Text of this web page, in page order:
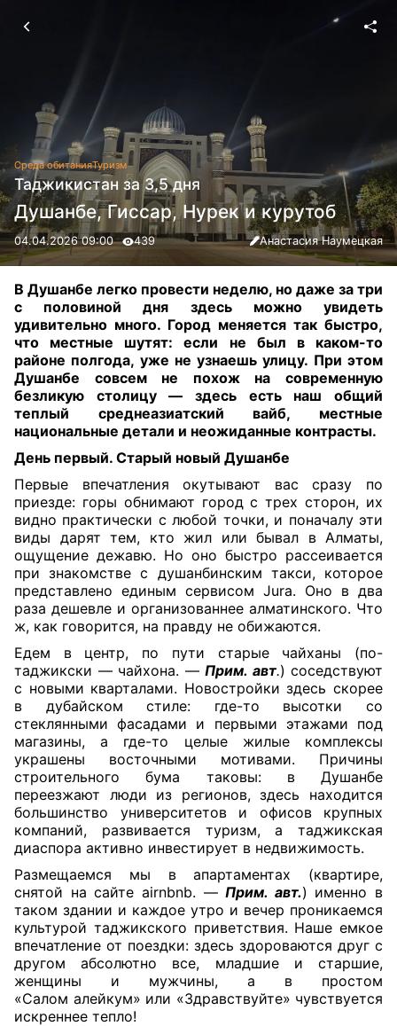
Среда обитанияТуризм
Таджикистан за 3,5 дня
Душанбе, Гиссар, Нурек и курутоб
04.04.2026 09:00 439 Анастасия Наумецкая
В Душанбе легко провести неделю, но даже за три
с половиной дня здесь можно увидеть
удивительно много. Город меняется так быстро,
что местные шутят: если не был в каком-то
районе полгода, уже не узнаешь улицу. При этом
Душанбе совсем не похож на современную
безликую столицу — здесь есть наш общий
теплый среднеазиатский вайб, местные
национальные детали и неожиданные контрасты.
День первый. Старый новый Душанбе
Первые впечатления окутывают вас сразу по
приезде: горы обнимают город с трех сторон, их
видно практически с любой точки, и поначалу эти
виды дарят тем, кто жил или бывал в Алматы,
ощущение дежавю. Но оно быстро рассеивается
при знакомстве с душанбинским такси, которое
представлено единым сервисом Jura. Оно в два
раза дешевле и организованнее алматинского. Что
ж, как говорится, на правду не обижаются.
Едем в центр, по пути старые чайханы (по-
таджикски — чайхона. — Прим. авт.) соседствуют
с новыми кварталами. Новостройки здесь скорее
в дубайском стиле: где-то высотки со
стеклянными фасадами и первыми этажами под
магазины, а где-то целые жилые комплексы
украшены восточными мотивами. Причины
строительного бума таковы: в Душанбе
переезжают люди из регионов, здесь находится
большинство университетов и офисов крупных
компаний, развивается туризм, а таджикская
диаспора активно инвестирует в недвижимость.
Размещаемся мы в апартаментах (квартире,
снятой на сайте airnbnb. —Прим. авт.) именно в
таком здании и каждое утро и вечер проникаемся
культурой таджикского приветствия. Наше емкое
впечатление от поездки: здесь здороваются друг с
другом абсолютно все, младшие и старшие,
женщины и мужчины, а в простом
«Салом алейкум» или «Здравствуйте» чувствуется
искреннее тепло!